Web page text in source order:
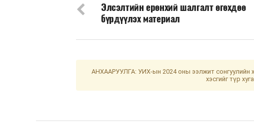
Элсэлтийн ерөнхий шалгалт өгөхдөө
бүрдүүлэх материал
АНХААРУУЛГА: УИХ-ын 2024 оны ээлжит сонгуулийн
хэсгийг түр